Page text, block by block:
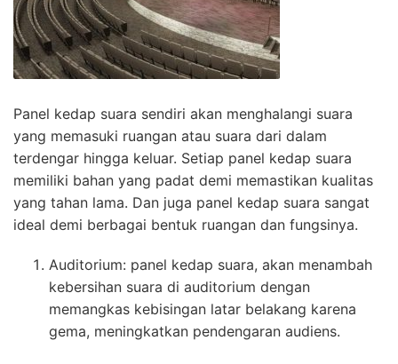
Panel kedap suara sendiri akan menghalangi suara
yang memasuki ruangan atau suara dari dalam
terdengar hingga keluar. Setiap panel kedap suara
memiliki bahan yang padat demi memastikan kualitas
yang tahan lama. Dan juga panel kedap suara sangat
ideal demi berbagai bentuk ruangan dan fungsinya.
Auditorium: panel kedap suara, akan menambah
kebersihan suara di auditorium dengan
memangkas kebisingan latar belakang karena
gema, meningkatkan pendengaran audiens.